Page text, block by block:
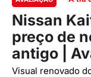
Nissan
preço de
antigo |
Visual renovado